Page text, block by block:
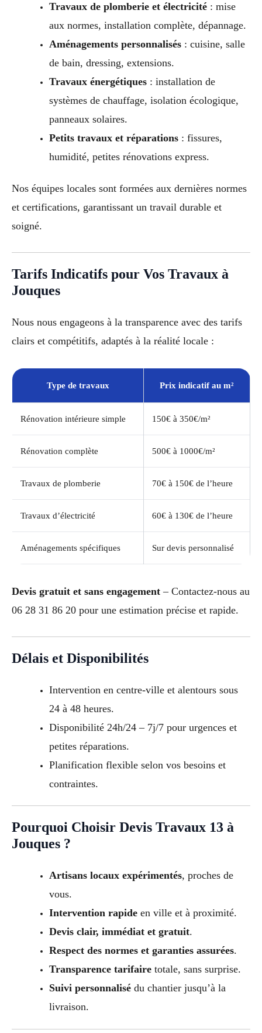
Travaux de plomberie et électricité: mise
aux normes, installation complète, dépannage.
Aménagements personnalisés: cuisine, salle
de bain, dressing, extensions.
Travaux énergétiques: installation de
systèmes de chauffage, isolation écologique,
panneaux solaires.
Petits travaux et réparations: fissures,
humidité, petites rénovations express.
Nos équipes locales sont formées aux dernières normes
et certifications, garantissant un travail durable et
soigné.
Tarifs Indicatifs pour Vos Travaux à
Jouques
Nous nous engageons à la transparence avec des tarifs
clairs et compétitifs, adaptés à la réalité locale :
Type de travaux Prix indicatif au m²
Rénovation intérieure simple 150€ à 350€/m²
Rénovation complète 500€ à 1000€/m²
Travaux de plomberie 70€ à 150€ de l’heure
Travaux d’électricité 60€ à 130€ de l’heure
Aménagements spécifiques Sur devis personnalisé
Devis gratuit et sans engagement – Contactez-nous au
06 28 31 86 20 pour une estimation précise et rapide.
Délais et Disponibilités
Intervention en centre-ville et alentours sous
24 à 48 heures.
Disponibilité 24h/24 – 7j/7 pour urgences et
petites réparations.
Planification flexible selon vos besoins et
contraintes.
Pourquoi Choisir Devis Travaux 13 à
Jouques ?
Artisans locaux expérimentés, proches de
vous.
Intervention rapideen ville et à proximité.
Devis clair, immédiat et gratuit.
Respect des normes et garanties assurées.
Transparence tarifairetotale, sans surprise.
Suivi personnalisédu chantier jusqu’à la
livraison.